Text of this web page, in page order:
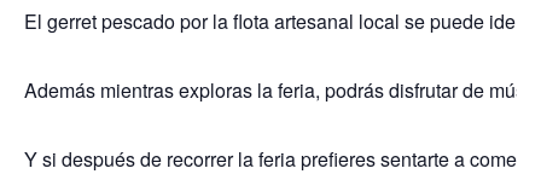
El gerret pescado por la flota artesanal local se puede
Además mientras exploras la feria, podrás disfrutar de
Y si después de recorrer la feria prefieres sentarte a comer